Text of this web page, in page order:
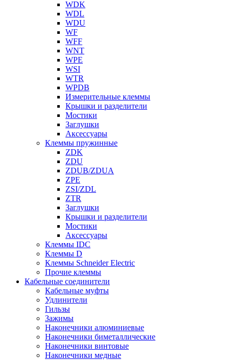
WDK
WDL
WDU
WF
WFF
WNT
WPE
WSI
WTR
WPDB
Измерительные клеммы
Крышки и разделители
Мостики
Заглушки
Аксессуары
Клеммы пружинные
ZDK
ZDU
ZDUB/ZDUA
ZPE
ZSI/ZDL
ZTR
Заглушки
Крышки и разделители
Мостики
Аксессуары
Клеммы IDC
Клеммы D
Клеммы Schneider Electric
Прочие клеммы
Кабельные соединители
Кабельные муфты
Удлинители
Гильзы
Зажимы
Наконечники алюминиевые
Наконечники биметаллические
Наконечники винтовые
Наконечники медные